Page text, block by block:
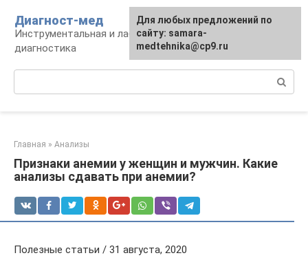
контенту
Диагност-мед
Инструментальная и лабораторная
диагностика
Главная » Анализы
Признаки анемии у женщин и мужчин. Какие
анализы сдавать при анемии?
Полезные статьи / 31 августа, 2020
Для любых предложений по
сайту: samara-
medtehnika@cp9.ru